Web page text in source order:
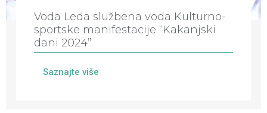
Voda Leda službena voda Kulturno-
sportske manifestacije “Kakanjski
dani 2024”
Saznajte više